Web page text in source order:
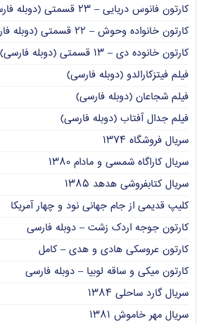
کارتون فانوس دریایی – ۲۳ قسمتی (دوبله فارسی)
کارتون خانواده وحوش – ۲۲ قسمتی (دوبله فارسی)
کارتون خانوده دی – ۱۳ قسمتی (دوبله فارسی)
فیلم فیتزکارالدو (دوبله فارسی)
فیلم شجاعان (دوبله فارسی)
فیلم جدال آفتاب (دوبله فارسی)
سریال فروشگاه ۱۳۷۴
سریال کاراگاه شمسی و مادام ۱۳۸۰
سریال کتابفروشی هدهد ۱۳۸۵
کلیپ قدیمی از جام جهانی نود و چهار آمریکا
کارتون جوجه اردک زشت – دوبله فارسی
کارتون عروسکی هادی و هدی – کامل
کارتون میکی و ساقه لوبیا – دوبله فارسی
سریال گارد ساحلی ۱۳۸۴
سریال مهر خاموش ۱۳۸۱